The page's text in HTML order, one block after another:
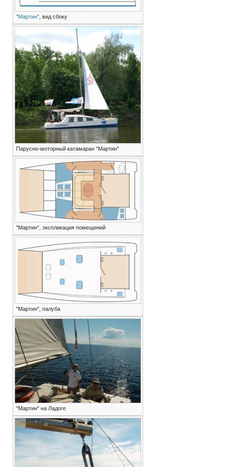
"Мартин", вид сбоку
Парусно-моторный катамаран "Мартин"
"Мартин", экспликация помещений
"Мартин", палуба
"Мартин" на Ладоге